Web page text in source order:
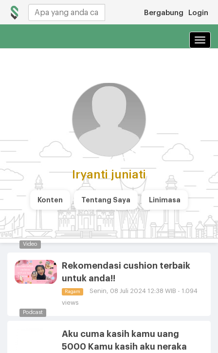
Login
Bergabung
Iryanti juniati
Konten Tentang Saya Linimasa
Video
Rekomendasi cushion terbaik
untuk anda!!
Ragam
Senin, 08 Juli 2024 12:38 WIB - 1.094
views
Podcast
Aku cuma kasih kamu uang
5000 Kamu kasih aku neraka